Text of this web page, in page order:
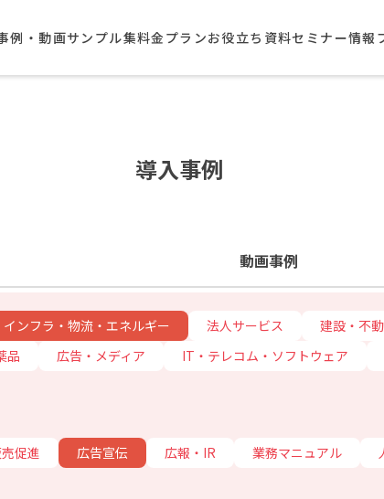
例・動画サンプル集​料金プランお役立ち資料セミナー情報
導入事例
動画事例
インフラ・物流・エネルギー 法人サービス
建設・不
品 広告・メディア
IT・テレコム・ソフトウェア
促進 広告宣伝 広報・IR 業務マニュアル